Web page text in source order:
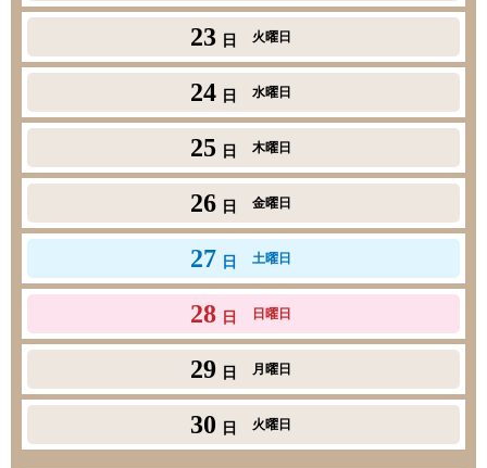
23 日 火曜日
24 日 水曜日
25 日 木曜日
26 日 金曜日
27 日 土曜日
28 日 日曜日
29 日 月曜日
30 日 火曜日